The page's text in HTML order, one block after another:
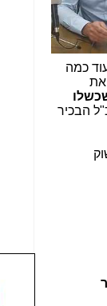
כמה
את
הבכיר